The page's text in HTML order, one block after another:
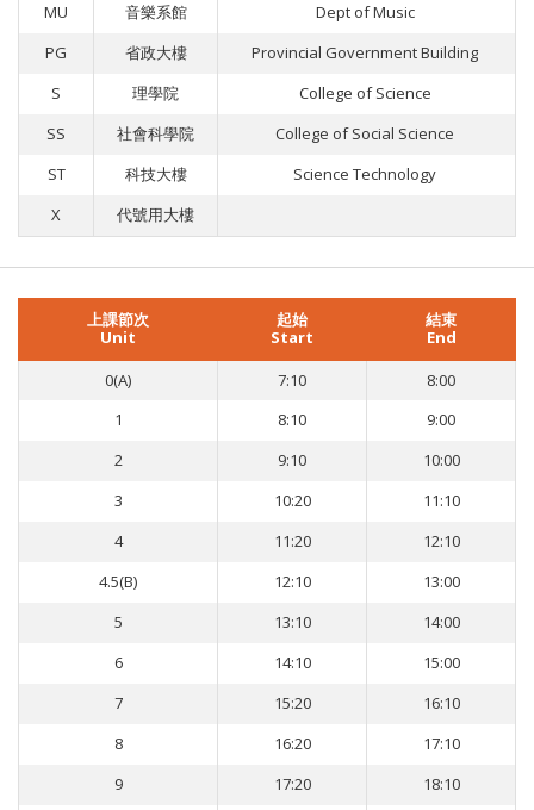
MU
音樂系館
Dept of Music
PG
省政大樓
Provincial Government Building
S
理學院
College of Science
SS
社會科學院
College of Social Science
ST
科技大樓
Science Technology
X
代號用大樓
上課節次
Unit
起始
Start
結束
End
0(A)
7:10
8:00
1
8:10
9:00
2
9:10
10:00
3
10:20
11:10
4
11:20
12:10
4.5(B)
12:10
13:00
5
13:10
14:00
6
14:10
15:00
7
15:20
16:10
8
16:20
17:10
9
17:20 18:10